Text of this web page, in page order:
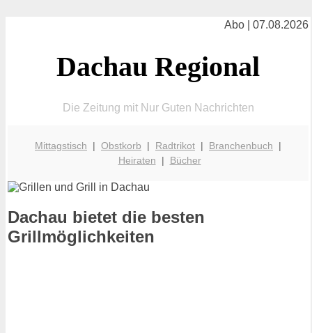
Abo | 07.08.2026
Dachau Regional
Die Zeitung mit Nur Guten Nachrichten
Mittagstisch | Obstkorb | Radtrikot | Branchenbuch |
Heiraten | Bücher
Dachau bietet die besten
Grillmöglichkeiten